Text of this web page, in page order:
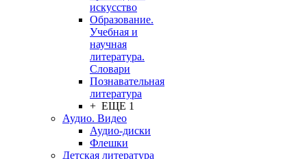
искусство
Образование.
Учебная и
научная
литература.
Словари
Познавательная
литература
+ ЕЩЕ 1
Аудио. Видео
Аудио-диски
Флешки
Детская литература